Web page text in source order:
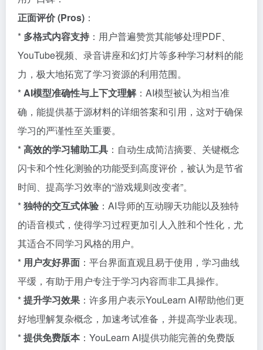
正面评价 (Pros) ：
* 多格式内容支持 ：用户普遍赞赏其能够处理PDF、
YouTube视频、录音讲座和幻灯片等多种学习材料的能
力，极大地拓宽了学习资源的利用范围。
*AI模型准确性与上下文理解：AI模型被认为相当准
确，能提供基于源材料的详细答案和引用，这对于确保
学习的严谨性至关重要。
*高效的学习辅助工具 ：自动生成简洁摘要、关键概念
闪卡和个性化测验的功能受到高度评价，被认为是节省
时间、提高学习效率的“游戏规则改变者”。
*独特的交互式体验 ：AI导师的互动聊天功能以及独特
的语音模式，使得学习过程更加引人入胜和个性化，尤
其适合不同学习风格的用户。
* 用户友好界面 ：平台界面直观且易于使用，学习曲线
平缓，有助于用户专注于学习内容而非工具操作。
*提升学习效果 ：许多用户表示YouLearn AI帮助他们更
好地理解复杂概念，加速考试准备，并提高学业表现。
*提供免费版本：YouLearn AI提供功能完善的免费版